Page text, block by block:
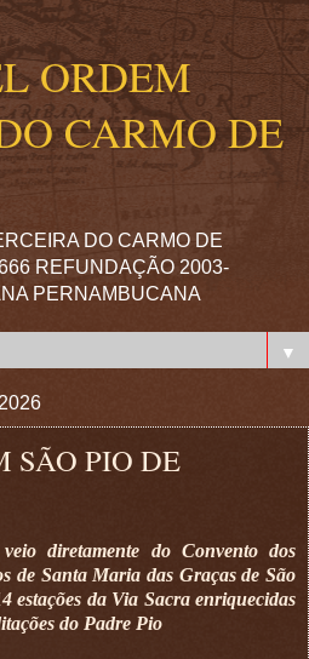
ORDEM
CARMO DE
DO CARMO DE
REFUNDAÇÃO 2003-
PERNAMBUCANA
▼
SÃO PIO DE
diretamente do Convento dos
de Santa Maria das Graças de São
estações da Via Sacra enriquecidas
do Padre Pio